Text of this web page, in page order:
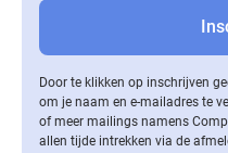
Door te klikken op inschrijven
om je naam en e-mailadres te
of meer mailings namens
allen tijde intrekken via de